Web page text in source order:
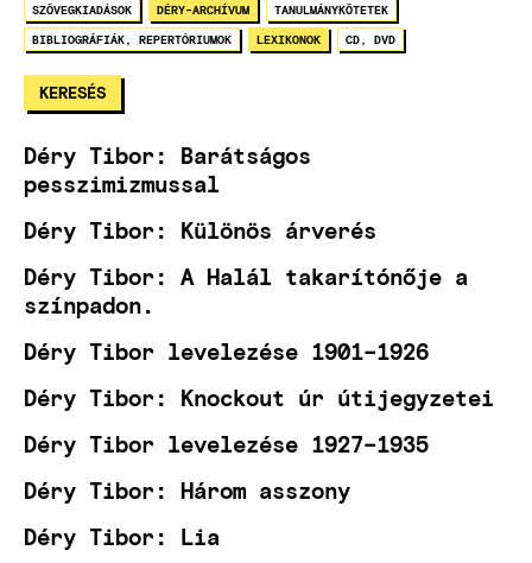
SZÖVEGKIADÁSOK DÉRY-ARCHÍVUM TANULMÁNYKÖTETEK
BIBLIOGRÁFIÁK, REPERTÓRIUMOK LEXIKONOK CD, DVD
Déry Tibor: Barátságos
pesszimizmussal
Déry Tibor: Különös árverés
Déry Tibor: A Halál takarítónője a
színpadon.
Déry Tibor levelezése 1901–1926
Déry Tibor: Knockout úr útijegyzetei
Déry Tibor levelezése 1927–1935
Déry Tibor: Három asszony
Déry Tibor: Lia